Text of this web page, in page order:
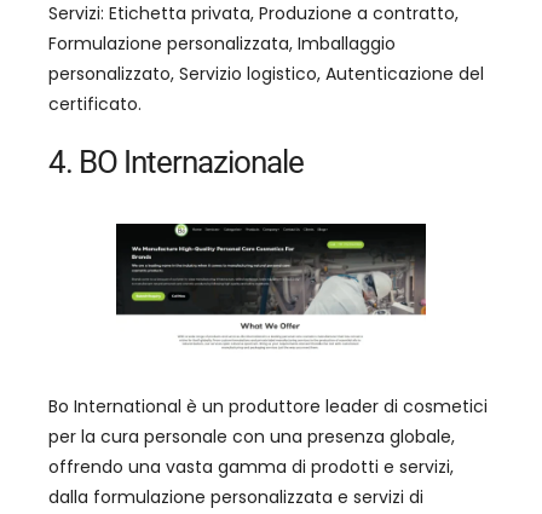
Servizi: Etichetta privata, Produzione a contratto,
Formulazione personalizzata, Imballaggio
personalizzato, Servizio logistico, Autenticazione del
certificato.
4. BO Internazionale
Bo International è un produttore leader di cosmetici
per la cura personale con una presenza globale,
offrendo una vasta gamma di prodotti e servizi,
dalla formulazione personalizzata e servizi di